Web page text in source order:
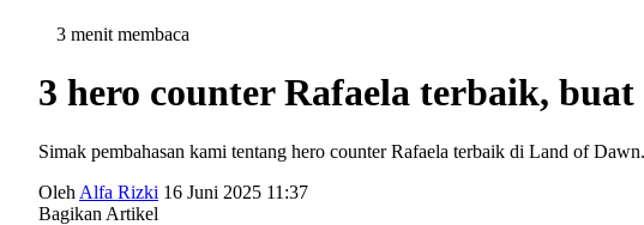
3 menit membaca
3 hero counter Rafaela terbaik,
Simak pembahasan kami tentang hero counter Rafaela terbaik di Land of Dawn.
Oleh Alfa Rizki 16 Juni 2025 11:37
Bagikan Artikel